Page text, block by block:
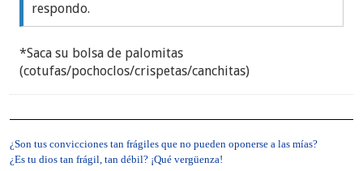
respondo.
*Saca su bolsa de palomitas
(cotufas/pochoclos/crispetas/canchitas)
¿Son tus convicciones tan frágiles que no pueden oponerse a las mías?
¿Es tu dios tan frágil, tan débil? ¡Qué vergüenza!